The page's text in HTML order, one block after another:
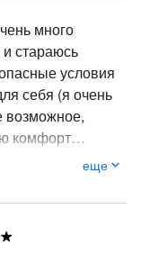
много
стараюсь
условия
себя (я очень
возможное,
комфорт
сервис и чтобы
бы причинам Вы
людьми –
еще